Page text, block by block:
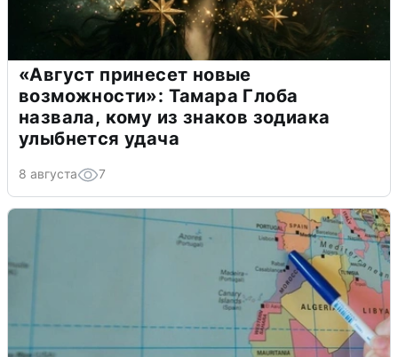
«Август принесет новые
возможности»: Тамара Глоба
назвала, кому из знаков зодиака
улыбнется удача
8 августа 7